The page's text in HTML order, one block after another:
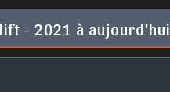
- 2021 à aujourd'hui